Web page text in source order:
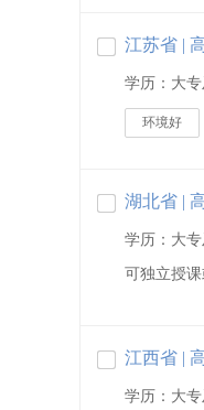
江苏省 |
学历：大
环境好
湖北省 |
学历：大
可独立授
江西省 |
学历：大